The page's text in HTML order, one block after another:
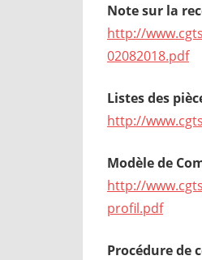
Note sur la
http://
02082018.pdf
Listes des
http://
Modèle de
http://
profil.pdf
Procédure de